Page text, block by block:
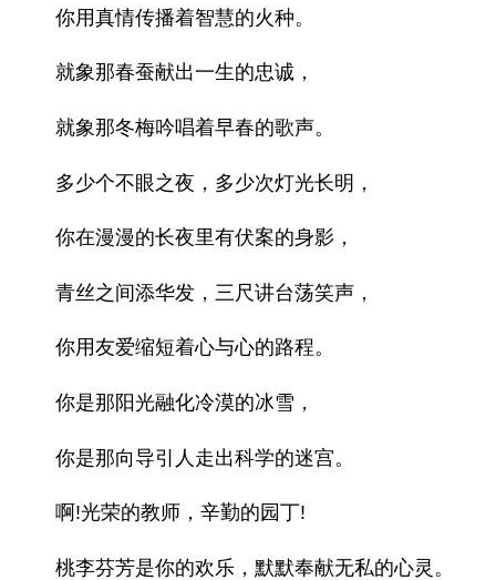
你用真情传播着智慧的火种。
就象那春蚕献出一生的忠诚，
就象那冬梅吟唱着早春的歌声。
多少个不眼之夜，多少次灯光长明，
你在漫漫的长夜里有伏案的身影，
青丝之间添华发，三尺讲台荡笑声，
你用友爱缩短着心与心的路程。
你是那阳光融化冷漠的冰雪，
你是那向导引人走出科学的迷宫。
啊!光荣的教师，辛勤的园丁!
桃李芬芳是你的欢乐，默默奉献无私的心灵。